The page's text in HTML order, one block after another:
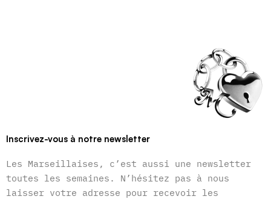
Inscrivez-vous à notre newsletter
Les Marseillaises, c’est aussi une newsletter
toutes les semaines. N’hésitez pas à nous
laisser votre adresse pour recevoir les